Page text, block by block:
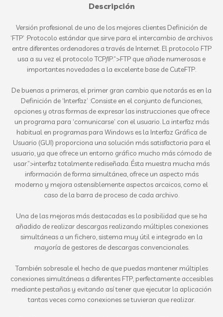
Descripción
Versión profesional de uno de los mejores clientes Definición de
‘FTP’ :Protocolo estándar que sirve para el intercambio de archivos
entre diferentes ordenadores a través de Internet. El protocolo FTP
usa a su vez el protocolo TCP/IP.”>FTP que añade numerosas e
importantes novedades a la excelente base de CuteFTP.
De buenas a primeras, el primer gran cambio que notarás es en la
Definición de ‘Interfaz’ :Consiste en el conjunto de funciones,
opciones y otras formas de expresar las instrucciones que ofrece
un programa para ‘comunicarse’ con el usuario. La interfaz más
habitual en programas para Windows es la Interfaz Gráfica de
Usuario (GUI) proporciona una solución más satisfactoria para el
usuario, ya que ofrece un entorno gráfico mucho más cómodo de
usar.”>interfaz totalmente rediseñada. Ésta muestra mucha más
información de forma simultánea, ofrece un aspecto más
moderno y mejora ostensiblemente aspectos arcaicos, como el
caso de la barra de proceso de cada archivo.
Una de las mejoras más destacadas es la posibilidad que se ha
añadido de realizar descargas realizando múltiples conexiones
simultáneas a un fichero, sistema muy útil e integrado en la
mayoría de gestores de descargas convencionales.
También sobresale el hecho de que puedas mantener múltiples
conexiones simultáneas a diferentes FTP, perfectamente accesibles
mediante pestañas y evitando así tener que ejecutar la aplicación
tantas veces como conexiones se tuvieran que realizar.